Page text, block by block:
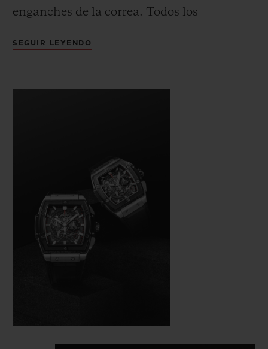
enganches de la correa. Todos los
integraban en una caja en forma de barril
combinaciones ilimitadas de materiales,
moderna, también expresaba el Arte de la
Fusión a través de una mezcla de metales
preciosos, de alta tecnología o naturales.
Incorpora un cronógrafo esqueleto El
Primero "hublotizado" (5 Hz), reconocido
como uno de los mejores del mercado y con
SEGUIR LEYENDO